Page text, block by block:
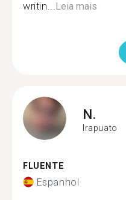
writin...Leia mais
N.
Irapuato
FLUENTE
Espanhol